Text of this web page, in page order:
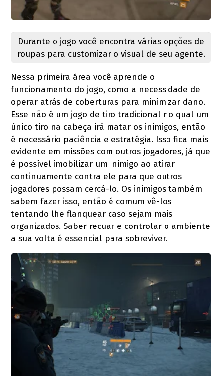
Durante o jogo você encontra várias opções de
roupas para customizar o visual de seu agente.
Nessa primeira área você aprende o
funcionamento do jogo, como a necessidade de
operar atrás de coberturas para minimizar dano.
Esse não é um jogo de tiro tradicional no qual um
único tiro na cabeça irá matar os inimigos, então
é necessário paciência e estratégia. Isso fica mais
evidente em missões com outros jogadores, já que
é possível imobilizar um inimigo ao atirar
continuamente contra ele para que outros
jogadores possam cercá-lo. Os inimigos também
sabem fazer isso, então é comum vê-los
tentando lhe flanquear caso sejam mais
organizados. Saber recuar e controlar o ambiente
a sua volta é essencial para sobreviver.